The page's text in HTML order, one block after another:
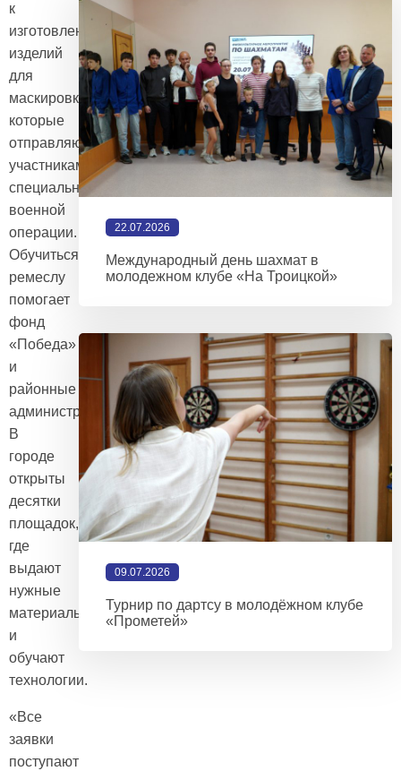
к
изготовлению
изделий
для
маскировки,
которые
отправляют
участникам
специальной
военной
операции.
Обучиться
ремеслу
помогает
фонд
«Победа»
и
районные
администрации.
В
городе
открыты
десятки
площадок,
где
выдают
нужные
материалы
и
обучают
технологии.
«Все
заявки
поступают
22.07.2026
Международный день шахмат в
молодежном клубе «На Троицкой»
09.07.2026
Турнир по дартсу в молодёжном клубе
«Прометей»